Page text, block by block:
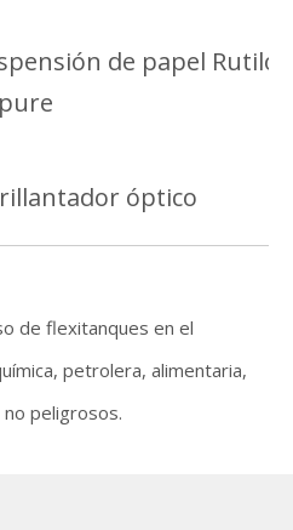
de papel Rutilo
óptico
de flexitanques en el
petrolera, alimentaria,
peligrosos.